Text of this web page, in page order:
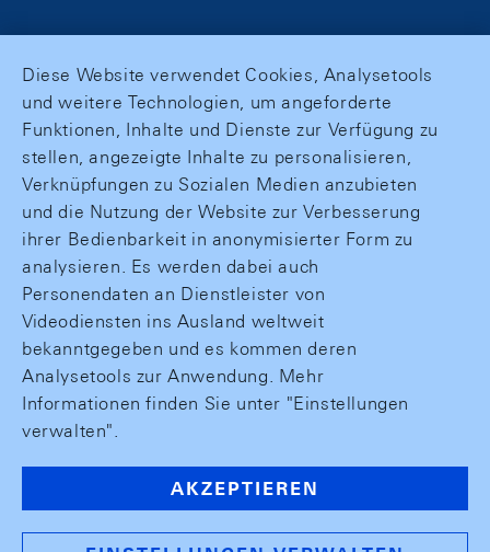
Diese Website verwendet Cookies, Analysetools
und weitere Technologien, um angeforderte
Funktionen, Inhalte und Dienste zur Verfügung zu
stellen, angezeigte Inhalte zu personalisieren,
Verknüpfungen zu Sozialen Medien anzubieten
und die Nutzung der Website zur Verbesserung
ihrer Bedienbarkeit in anonymisierter Form zu
analysieren. Es werden dabei auch
Personendaten an Dienstleister von
Videodiensten ins Ausland weltweit
bekanntgegeben und es kommen deren
Analysetools zur Anwendung. Mehr
Informationen finden Sie unter "Einstellungen
verwalten".
AKZEPTIEREN